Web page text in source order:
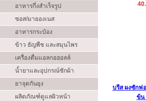
อาหารกึ่งสำเร็จรูป
ซอส/มายองเนส
อาหารกระป๋อง
ข้าว ธัญพืช และสมุนไพร
เครื่องดื่มแอลกอฮอลล์
น้ำยาและอุปกรณ์ซักผ้า
ยาจุดกันยุง
ผลิตภัณฑ์ดูแลผิวหน้า
บรีส ผงซักฟ
ข้น